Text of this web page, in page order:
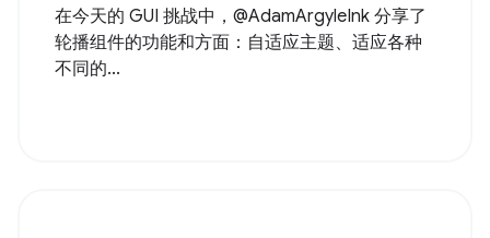
在今天的 GUI 挑战中，@AdamArgyleInk 分享了
轮播组件的功能和方面：自适应主题、适应各种
不同的...